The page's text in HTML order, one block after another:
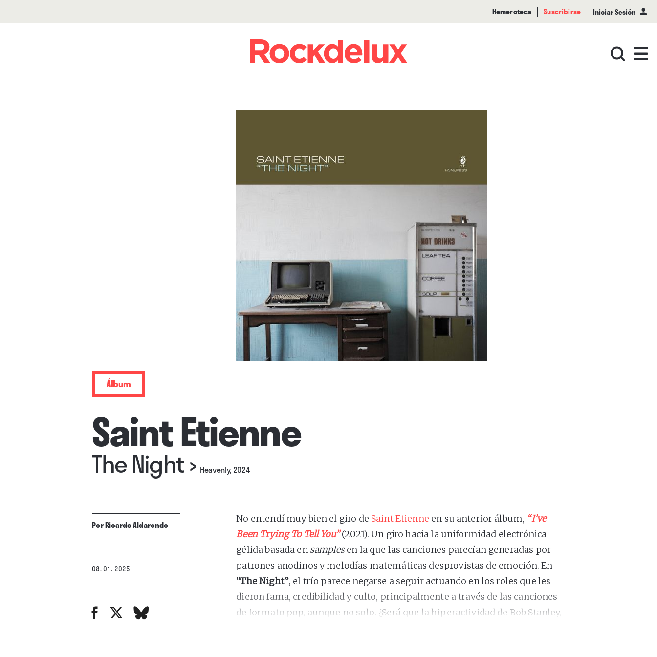
Hemeroteca Suscribirse Iniciar Sesión
Álbum
Saint Etienne
The Night› Heavenly, 2024
PorRicardo Aldarondo
08. 01. 2025
No entendí muy bien el giro de Saint Etienne en su anterior álbum, “I’ve
Been Trying To Tell You”(2021). Un giro hacia la uniformidad electrónica
gélida basada en samplesen la que las canciones parecían generadas por
patrones anodinos y melodías matemáticas desprovistas de emoción. En
“The Night”, el trío parece negarse a seguir actuando en los roles que les
dieron fama, credibilidad y culto, principalmente a través de las canciones
de formato pop, aunque no solo. ¿Será que la hiperactividad de Bob Stanley,